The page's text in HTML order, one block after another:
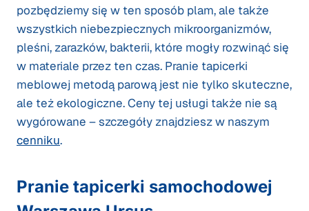
pozbędziemy się w ten sposób plam, ale także
wszystkich niebezpiecznych mikroorganizmów,
pleśni, zarazków, bakterii, które mogły rozwinąć się
w materiale przez ten czas. Pranie tapicerki
meblowej metodą parową jest nie tylko skuteczne,
ale też ekologiczne. Ceny tej usługi także nie są
wygórowane – szczegóły znajdziesz w naszym
cenniku.
Pranie tapicerki samochodowej